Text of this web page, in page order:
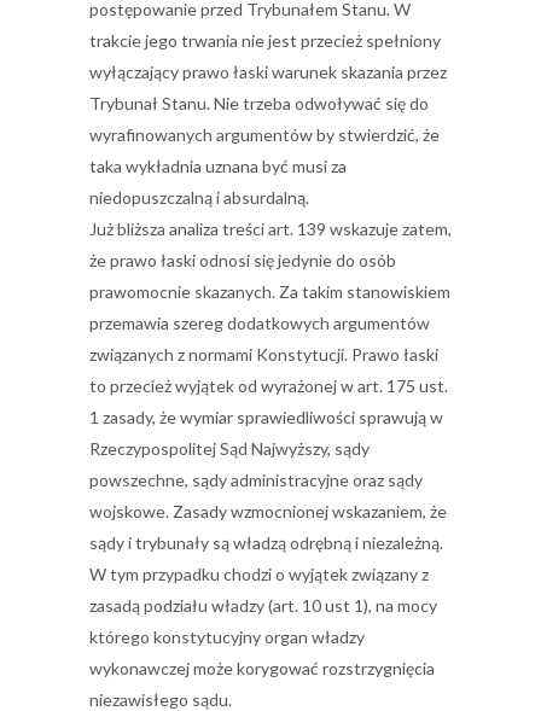
postępowanie przed Trybunałem Stanu. W
trakcie jego trwania nie jest przecież spełniony
wyłączający prawo łaski warunek skazania przez
Trybunał Stanu. Nie trzeba odwoływać się do
wyrafinowanych argumentów by stwierdzić, że
taka wykładnia uznana być musi za
niedopuszczalną i absurdalną.
Już bliższa analiza treści art. 139 wskazuje zatem,
że prawo łaski odnosi się jedynie do osób
prawomocnie skazanych. Za takim stanowiskiem
przemawia szereg dodatkowych argumentów
związanych z normami Konstytucji. Prawo łaski
to przecież wyjątek od wyrażonej w art. 175 ust.
1 zasady, że wymiar sprawiedliwości sprawują w
Rzeczypospolitej Sąd Najwyższy, sądy
powszechne, sądy administracyjne oraz sądy
wojskowe. Zasady wzmocnionej wskazaniem, że
sądy i trybunały są władzą odrębną i niezależną.
W tym przypadku chodzi o wyjątek związany z
zasadą podziału władzy (art. 10 ust 1), na mocy
którego konstytucyjny organ władzy
wykonawczej może korygować rozstrzygnięcia
niezawisłego sądu.